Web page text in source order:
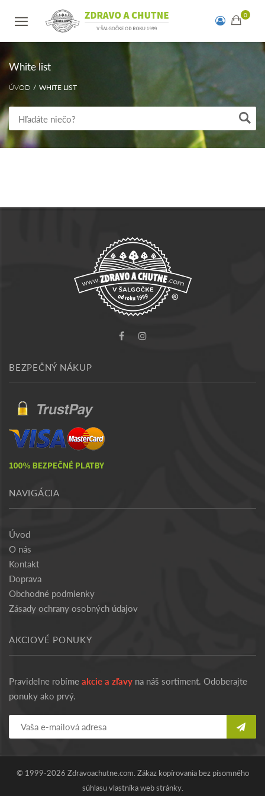
White list
ÚVOD WHITE LIST
BEZPEČNÝ NÁKUP
NAVIGÁCIA
Úvod
O nás
Kontakt
Doprava
Obchodné podmienky
Zásady ochrany osobných údajov
AKCIOVÉ PONUKY
Pravidelne robímeakcie a zľavy na náš sortiment. Odoberajte
ponuky ako prvý.
© 1999-2026 Zdravoachutne.com. Zákaz kopírovania bez písomného
súhlasu vlastníka web stránky.